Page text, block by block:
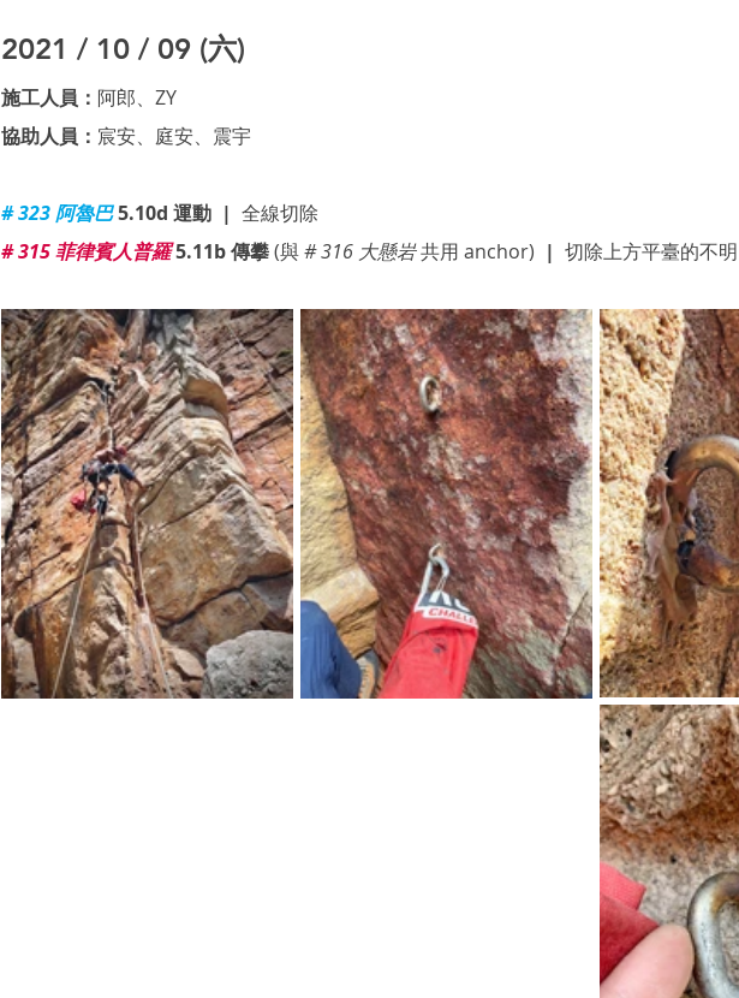
2021 / 10 / 09 (六)
施工人員： 阿郎、ZY
協助人員： 宸安、庭安、震宇
# 323 阿魯巴 5.10d 運動  | 全線切除
# 315 菲律賓人普羅 5.11b 傳攀 (與 # 316 大懸岩 共用 anchor)
  |
切除上方平臺的不